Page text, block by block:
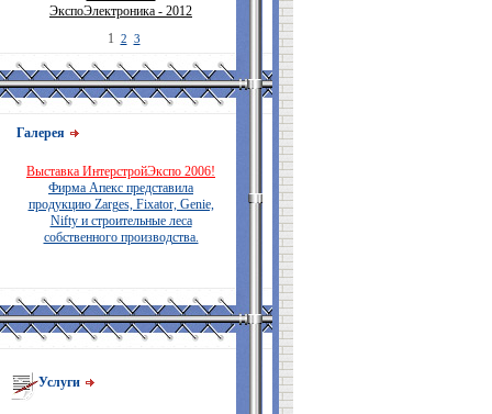
ЭкспоЭлектроника - 2012
1 2 3
Галерея
Выставка ИнтерстройЭкспо 2006!
Фирма Апекс представила
продукцию Zarges, Fixator, Genie,
Nifty и строительные леса
собственного производства.
Услуги